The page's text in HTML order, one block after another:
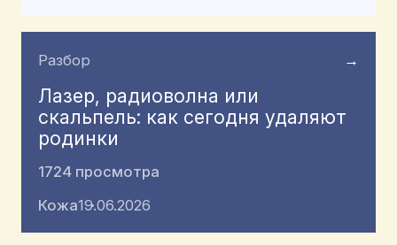
Разбор →
Лазер, радиоволна или
скальпель: как сегодня удаляют
родинки
1724 просмотра
Кожа19.06.2026